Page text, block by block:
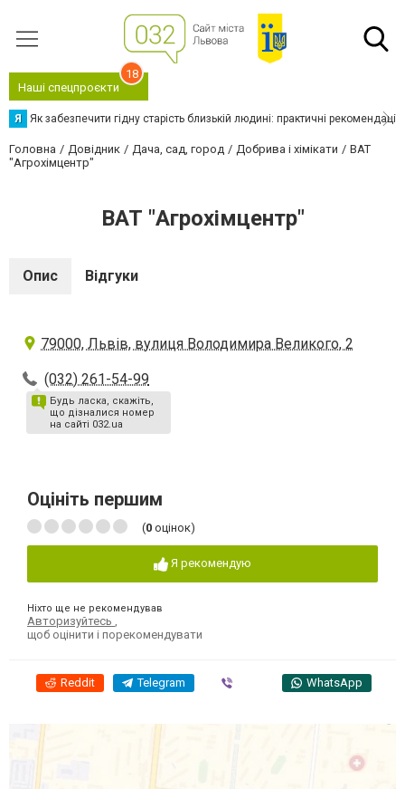
Наші спецпроєкти
18
Я Як забезпечити гідну старість близькій людині: практичні рекомендації
Головна Довідник Дача, сад, город Добрива і хімікати
ВАТ
"Агрохімцентр"
ВАТ "Агрохімцентр"
Опис Відгуки
79000, Львів, вулиця Володимира Великого, 2
(032) 261-54-99
Будь ласка, скажіть,
що дізналися номер
на сайті 032.ua
Оцініть першим
(0 оцінок)
Я рекомендую
Ніхто ще не рекомендував
Авторизуйтесь
щоб оцінити і порекомендувати
Reddit Telegram WhatsApp